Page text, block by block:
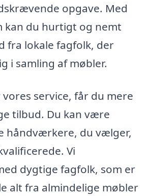
opgave. Med
kan du hurtigt og nemt
fra lokale fagfolk, der
i samling af møbler.
service, får du mere
tilbud. Du kan være
håndværkere, du vælger,
Vi
dygtige fagfolk, som er
alt fra almindelige møbler